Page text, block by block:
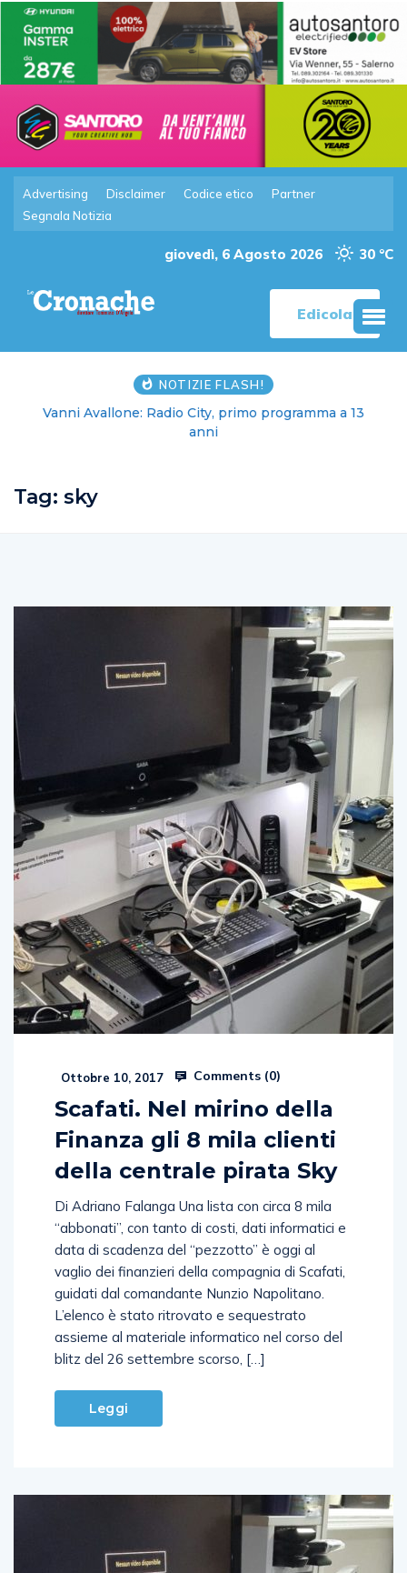
Advertising Disclaimer Codice etico
Partner
Segnala Notizia
giovedì, 6 Agosto 2026 30 °C
Edicola
NOTIZIE FLASH!
Vanni Avallone: Radio City, primo programma a 13
anni
Tag: sky
Ottobre 10, 2017 Comments (0)
Scafati. Nel mirino della
Finanza gli 8 mila clienti
della centrale pirata Sky
Di Adriano Falanga Una lista con circa 8 mila
“abbonati”, con tanto di costi, dati informatici e
data di scadenza del “pezzotto” è oggi al
vaglio dei finanzieri della compagnia di Scafati,
guidati dal comandante Nunzio Napolitano.
L’elenco è stato ritrovato e sequestrato
assieme al materiale informatico nel corso del
blitz del 26 settembre scorso, […]
Leggi